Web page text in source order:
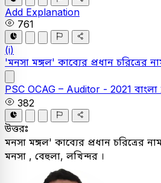
Add Explanation
761
(i)
'মনসা মঙ্গল' কাব্যের প্রধান চরিত্রের
PSC OCAG – Auditor - 2021 বাংলা
382
উত্তরঃ
মনসা মঙ্গল' কাব্যের প্রধান চরিত্রের
মনসা , বেহুলা, লখিন্দর ।